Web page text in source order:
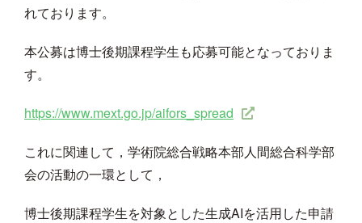
れております。
本公募は博士後期課程学生も応募可能となっておりま
す。
https://www.mext.go.jp/aifors_spread
これに関連して，学術院総合戦略本部人間総合科学部
会の活動の一環として，
博士後期課程学生を対象とした生成AIを活用した申請